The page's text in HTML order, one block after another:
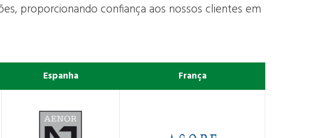
proporcionando confiança aos nossos clientes em
Espanha França